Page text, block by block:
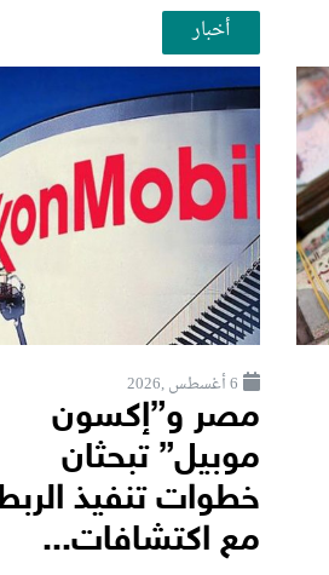
أخبار
6 أغسطس ,2026
مصر و”إكسون
موبيل” تبحثان
خطوات تنفيذ
مع اكتشافات...